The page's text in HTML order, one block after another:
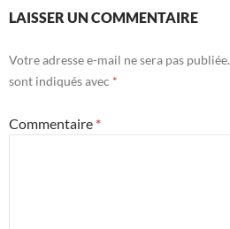
LAISSER UN COMMENTAIRE
Votre adresse e-mail ne sera pas publiée.
sont indiqués avec *
Commentaire *